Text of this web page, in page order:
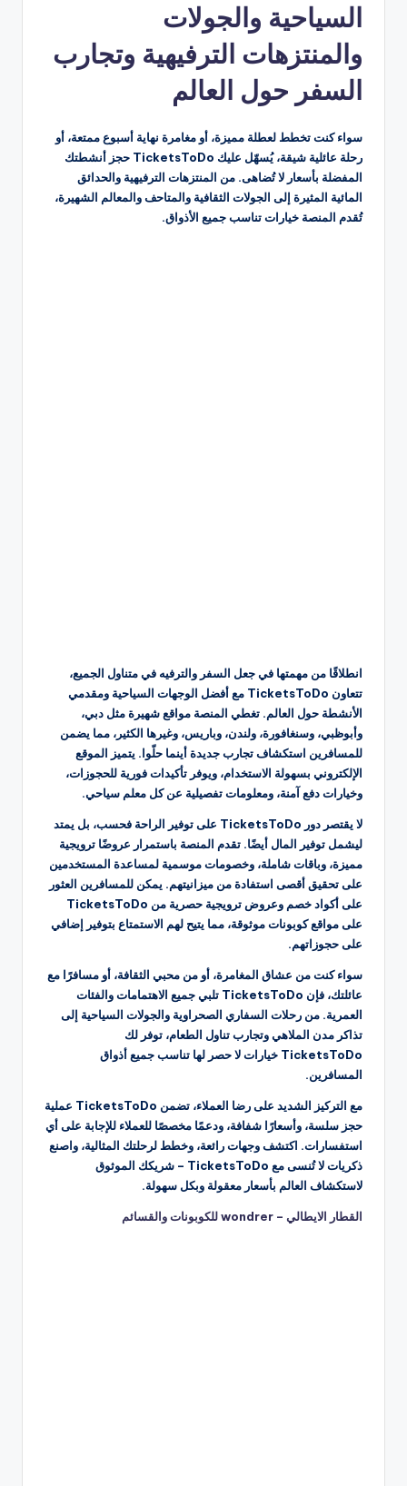
السياحية والجولات
والمنتزهات الترفيهية وتجارب
السفر حول العالم
سواء كنت تخطط لعطلة مميزة، أو مغامرة نهاية أسبوع ممتعة، أو
رحلة عائلية شيقة، يُسهّل عليك TicketsToDo حجز أنشطتك
المفضلة بأسعار لا تُضاهى. من المنتزهات الترفيهية والحدائق
المائية المثيرة إلى الجولات الثقافية والمتاحف والمعالم الشهيرة،
تُقدم المنصة خيارات تناسب جميع الأذواق.
انطلاقًا من مهمتها في جعل السفر والترفيه في متناول الجميع،
تتعاون TicketsToDo مع أفضل الوجهات السياحية ومقدمي
الأنشطة حول العالم. تغطي المنصة مواقع شهيرة مثل دبي،
وأبوظبي، وسنغافورة، ولندن، وباريس، وغيرها الكثير، مما يضمن
للمسافرين استكشاف تجارب جديدة أينما حلّوا. يتميز الموقع
الإلكتروني بسهولة الاستخدام، ويوفر تأكيدات فورية للحجوزات،
وخيارات دفع آمنة، ومعلومات تفصيلية عن كل معلم سياحي.
لا يقتصر دور TicketsToDo على توفير الراحة فحسب، بل يمتد
ليشمل توفير المال أيضًا. تقدم المنصة باستمرار عروضًا ترويجية
مميزة، وباقات شاملة، وخصومات موسمية لمساعدة المستخدمين
على تحقيق أقصى استفادة من ميزانيتهم. يمكن للمسافرين العثور
على أكواد خصم وعروض ترويجية حصرية من TicketsToDo
على مواقع كوبونات موثوقة، مما يتيح لهم الاستمتاع بتوفير إضافي
على حجوزاتهم.
سواء كنت من عشاق المغامرة، أو من محبي الثقافة، أو مسافرًا مع
عائلتك، فإن TicketsToDo تلبي جميع الاهتمامات والفئات
العمرية. من رحلات السفاري الصحراوية والجولات السياحية إلى
تذاكر مدن الملاهي وتجارب تناول الطعام، توفر لك
TicketsToDo خيارات لا حصر لها تناسب جميع أذواق
المسافرين.
مع التركيز الشديد على رضا العملاء، تضمن TicketsToDo عملية
حجز سلسة، وأسعارًا شفافة، ودعمًا مخصصًا للعملاء للإجابة على أي
استفسارات. اكتشف وجهات رائعة، وخطط لرحلتك المثالية، واصنع
ذكريات لا تُنسى مع TicketsToDo – شريكك الموثوق
لاستكشاف العالم بأسعار معقولة وبكل سهولة.
القطار الايطالي – wondrer للكوبونات والقسائم